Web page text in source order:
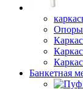
Опоры
Банкетная